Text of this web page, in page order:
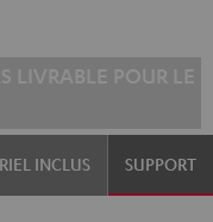
INCLUS SUPPORT